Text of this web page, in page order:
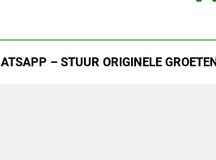
– STUUR ORIGINELE